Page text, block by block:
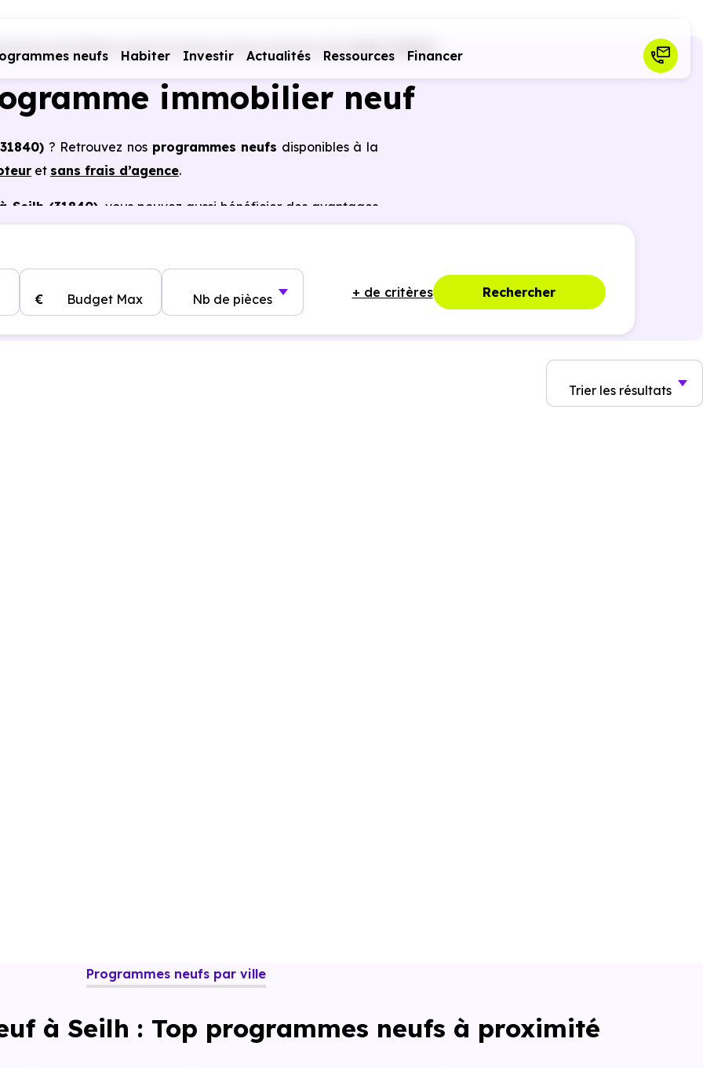
neufs Habiter Investir Actualités Ressources Financer
immobiliers neufs Occitanie Haute-Garonne (31) Seilh (31840)
immobilier neuf
? Retrouvez nos programmes neufs disponibles à la
et sans frais d’agence.
Seilh (31840) , vous pouvez aussi bénéficier des avantages
Budget Max
€ Nb de pièces + de critères Rechercher
Trier les résultats
Programmes neufs par ville
à Seilh : Top programmes neufs à proximité